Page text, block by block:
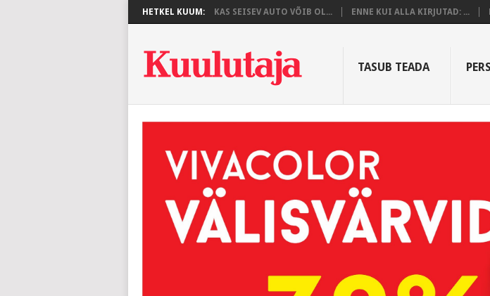
HETKEL KUUM: KAS SEISEV AUTO VÕIB OL... ENNE KUI ALLA KIRJUTAD: ...
TASUB TEADA